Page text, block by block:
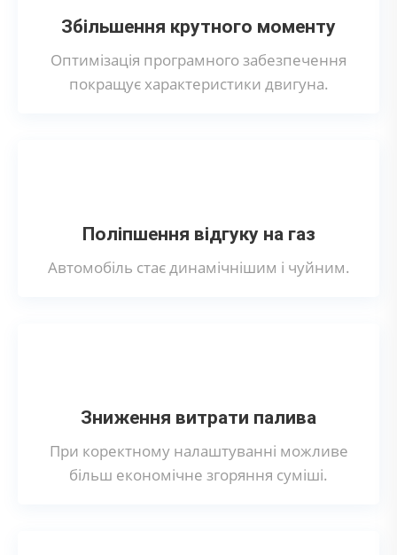
Збільшення крутного моменту
Оптимізація програмного забезпечення
покращує характеристики двигуна.
Поліпшення відгуку на газ
Автомобіль стає динамічнішим і чуйним.
Зниження витрати палива
При коректному налаштуванні можливе
більш економічне згоряння суміші.